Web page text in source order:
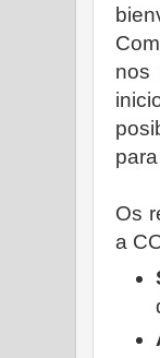
nos
Os
a